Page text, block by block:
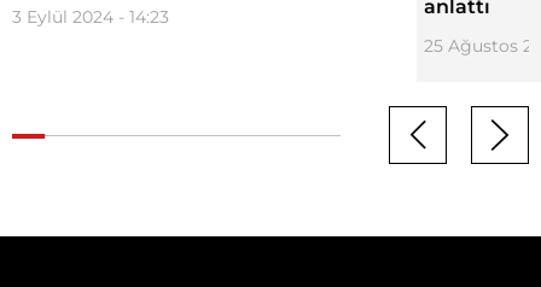
3 Eylül 2024 - 14:23
anlattı
25 Ağustos